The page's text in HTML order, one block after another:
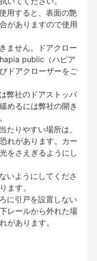
用すると、表面の艶
がありますので使用
ません。ドアクロー
public（ハピア
ドアクローザーをご
弊社のドアストッパ
めるには弊社の開き
りやすい場所は、
れがあります。カー
をさえぎるようにし
いようにしてくださ
ます。
に引戸を設置しない
レールから外れた場
があります。